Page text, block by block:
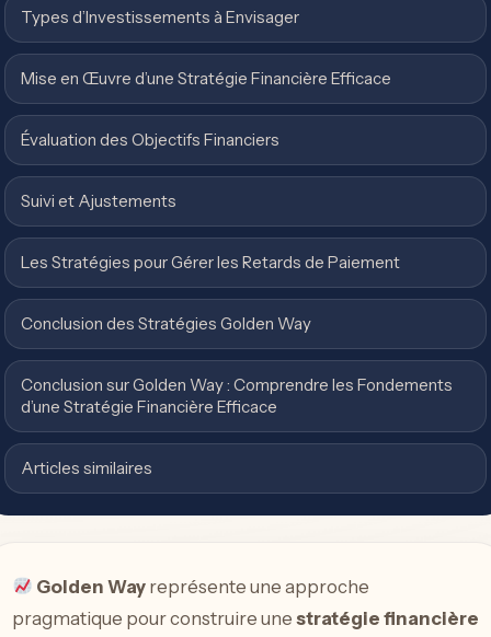
Types d’Investissements à Envisager
Mise en Œuvre d’une Stratégie Financière Efficace
Évaluation des Objectifs Financiers
Suivi et Ajustements
Les Stratégies pour Gérer les Retards de Paiement
Conclusion des Stratégies Golden Way
Conclusion sur Golden Way : Comprendre les Fondements
d’une Stratégie Financière Efficace
Articles similaires
Golden Wayreprésente une approche
pragmatique pour construire une stratégie financière